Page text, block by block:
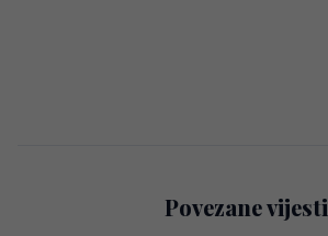
Povezane vijesti